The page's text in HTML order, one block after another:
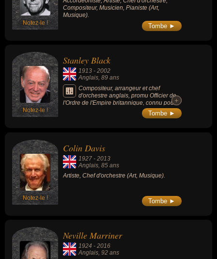
Notez-le !
Compositeur, Musicien, Pianiste (Art,
Musique).
Tombe ►
Notez-le !
Stanley Black
1913 - 2002
Anglais, 89 ans
Compositeur, arrangeur et chef
d'orchestre anglais, promu Officier de
l'Ordre de l'Empire britannique, connu pour
ses arrangements musicaux dans le style
latino-américain, tout en remportant des prix
+
+
Tombe ►
Notez-le !
Colin Davis
1927 - 2013
Anglais , 85 ans
Artiste, Chef d'orchestre (Art, Musique).
Tombe ►
Neville Marriner
1924 - 2016
Anglais, 92 ans